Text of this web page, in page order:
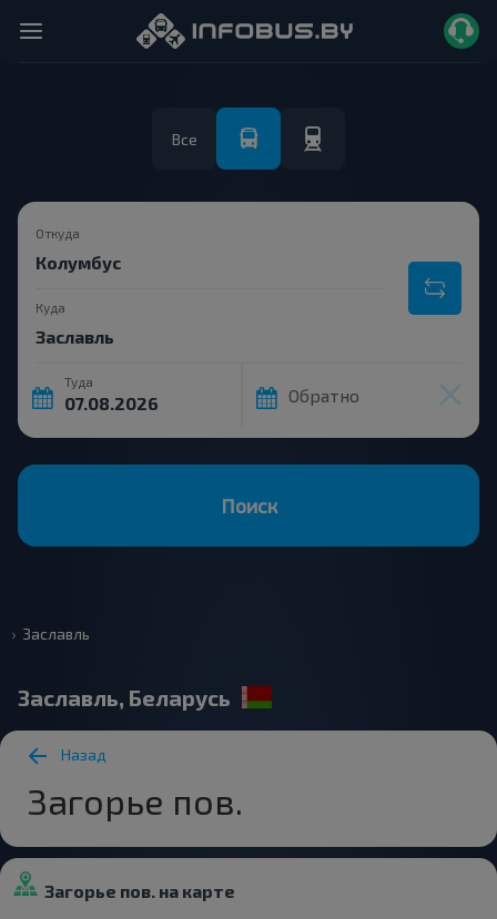
Все
Откуда
Куда
Туда
Обратно
Поиск
Заславль
Заславль, Беларусь
Назад
Загорье пов.
Загорье пов. на карте